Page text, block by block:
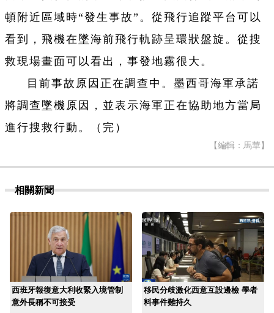
頓附近區域時“發生事故”。從飛行追蹤平台可以
看到，飛機在墜海前飛行軌跡呈環狀盤旋。從搜
救現場畫面可以看出，事發地霧很大。
目前事故原因正在調查中。墨西哥海軍承諾
將調查墜機原因，並表示海軍正在協助地方當局
進行搜救行動。（完）
【編輯：馬華】
相關新聞
西班牙報復意大利收緊入境管制
意外長稱不可接受
移民分歧激化西意互設邊檢 學者
料事件難持久